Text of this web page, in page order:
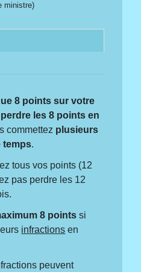
ministre)
8 points sur votre
perdre les 8 points en
commettez plusieurs
temps.
tous vos points (12
pas perdre les 12
8 points si
infractions en
peuvent